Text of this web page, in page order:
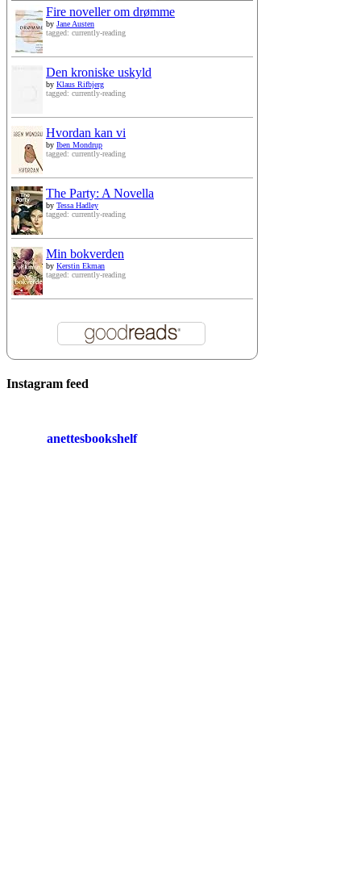
Fire noveller om drømme
by Jane Austen
tagged: currently-reading
Den kroniske uskyld
by Klaus Rifbjerg
tagged: currently-reading
Hvordan kan vi
by Iben Mondrup
tagged: currently-reading
The Party: A Novella
by Tessa Hadley
tagged: currently-reading
Min bokverden
by Kerstin Ekman
tagged: currently-reading
Instagram feed
anettesbookshelf